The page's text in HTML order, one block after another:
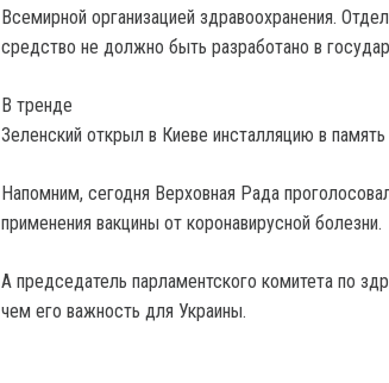
Всемирной организацией здравоохранения.
средство не должно быть разработано в
В тренде
Зеленский открыл в Киеве инсталляцию в
Напомним, сегодня Верховная Рада
применения вакцины от коронавирусной болезни.
А председатель парламентского комитета по
чем его важность для Украины.